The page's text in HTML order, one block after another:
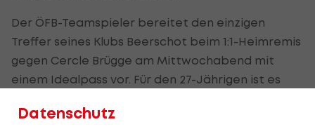
Der ÖFB-Teamspieler bereitet den einzigen
Treffer seines Klubs Beerschot beim 1:1-Heimremis
gegen Cercle Brügge am Mittwochabend mit
einem Idealpass vor. Für den 27-Jährigen ist es
elfmal selbst ins Tor getroffen.
Datenschutz